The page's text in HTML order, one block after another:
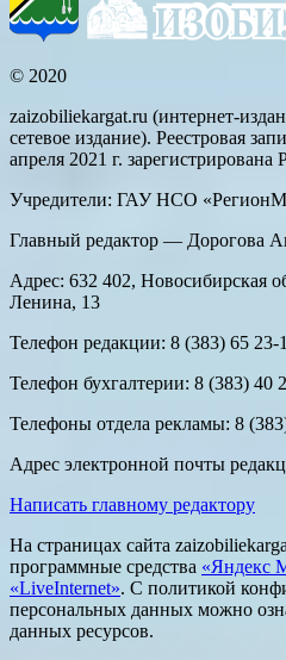
© 2020
zaizobiliekargat.ru (интернет-
сетевое издание). Реестровая
апреля 2021 г. зарегистрирована
Учредители: ГАУ НСО
Главный редактор — Дорогова
Адрес: 632 402, Новосибирская
Ленина, 13
Телефон редакции: 8 (383) 65 23-
Телефон бухгалтерии: 8 (383) 40
Телефоны отдела рекламы: 8
Адрес электронной почты
Написать главному редактору
На страницах сайта
программные средства «Яндекс
«LiveInternet». С политикой
персональных данных можно
данных ресурсов.